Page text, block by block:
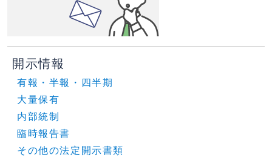
開示情報
有報・半報・四半期
大量保有
内部統制
臨時報告書
その他の法定開示書類